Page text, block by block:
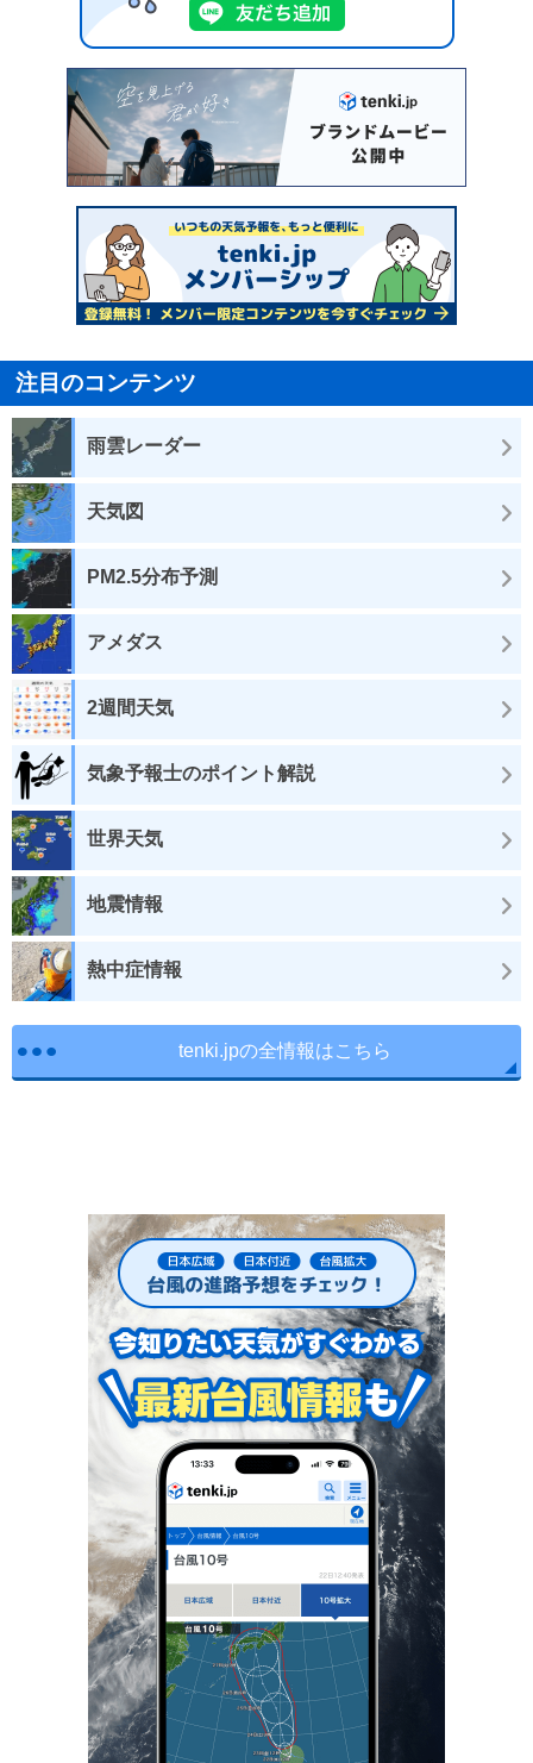
注目のコンテンツ
雨雲レーダー
天気図
PM2.5分布予測
アメダス
2週間天気
気象予報士のポイント解説
世界天気
地震情報
熱中症情報
tenki.jpの全情報はこちら